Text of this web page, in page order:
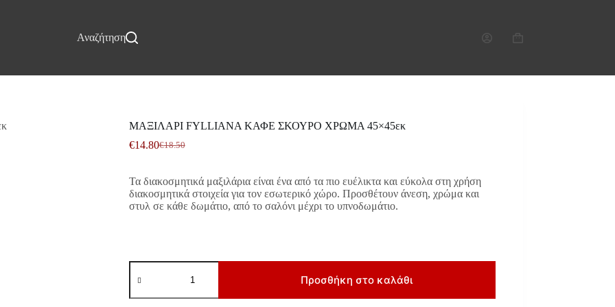
ΕπικοινωνίαΑναζήτηση
Καλάθι
ΜΑΞΙΛΑΡΙ FYLLIANA ΚΑΦΕ ΣΚΟΥΡΟ ΧΡΩΜΑ 45×45εκ
€18.50
Original
€18.50.
€14.80Η
είναι:
€14.80.
Τα διακοσμητικά μαξιλάρια είναι ένα από τα πιο ευέλικτα και εύκολα στη χρήση
διακοσμητικά στοιχεία για τον εσωτερικό χώρο. Προσθέτουν άνεση, χρώμα και
στυλ σε κάθε δωμάτιο, από το σαλόνι μέχρι το υπνοδωμάτιο.
ΜΑΞΙΛΑΡΙ
FYLLIANA
ΣΚΟΥΡΟ
Προσθήκη στο καλάθι